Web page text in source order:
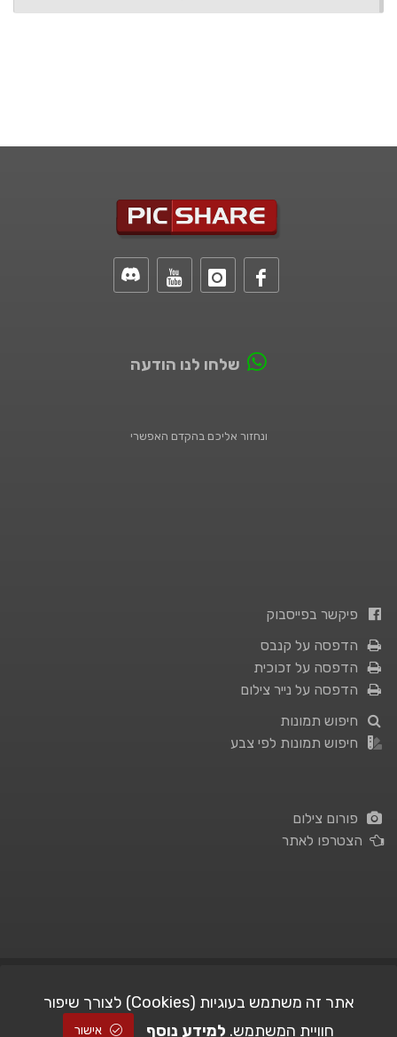
שלחו לנו הודעה
ונחזור אליכם בהקדם האפשרי
פיקשר בפייסבוק
הדפסה על קנבס
הדפסה על זכוכית
הדפסה על נייר צילום
חיפוש תמונות
חיפוש תמונות לפי צבע
פורום צילום
הצטרפו לאתר
© All Rights Reserved | STUDIO101| Picshare.co.il - כל הזכויות שמורות
אתר זה משתמש בעוגיות (Cookies) לצורך שיפור
חוויית המשתמש. למידע נוסף